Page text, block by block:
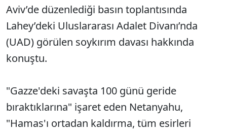
Aviv’de düzenlediği basın toplantısında
Lahey’deki Uluslararası Adalet Divanı’nda
(UAD) görülen soykırım davası hakkında
konuştu.
"Gazze'deki savaşta 100 günü geride
bıraktıklarına" işaret eden Netanyahu,
"Hamas'ı ortadan kaldırma, tüm esirleri